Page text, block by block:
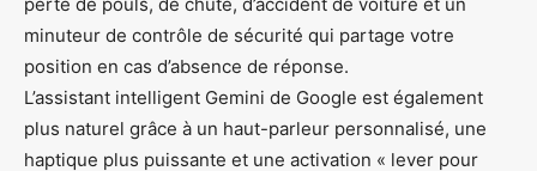
minuteur de contrôle de sécurité qui partage votre
position en cas d’absence de réponse.
L’assistant intelligent Gemini de Google est également
plus naturel grâce à un haut-parleur personnalisé, une
haptique plus puissante et une activation « lever pour